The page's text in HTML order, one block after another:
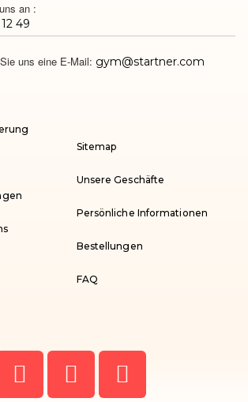
an :
49
uns eine E-Mail: gym@startner.com
Sitemap
Unsere Geschäfte
Persönliche Informationen
Bestellungen
FAQ